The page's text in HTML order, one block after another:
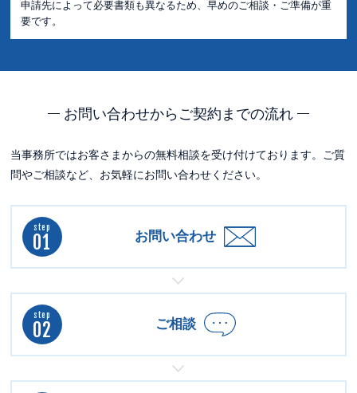
申請先によって必要書類も異なるため、早めのご相談・ご準備が重
要です。
お問い合わせからご契約までの流れ
当事務所ではお客さまからの無料相談を受け付けております。 ご質
問やご相談など、お気軽にお問い合わせください。
step
01 お問い合わせ
step
02 ご相談